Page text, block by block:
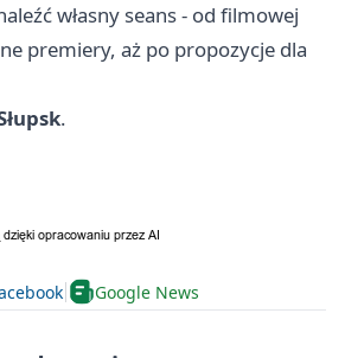
własny seans - od filmowej
premiery, aż po propozycje dla
.
Google News